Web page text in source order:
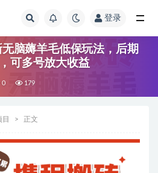
登录
无脑薅羊毛低保玩法，后期
可多号放大收益
0 179
目 正文